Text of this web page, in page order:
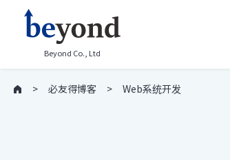
Beyond Co., Ltd
必友得博客 Web系统开发